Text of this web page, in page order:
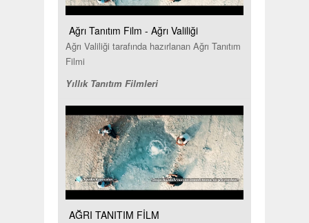
Ağrı Tanıtım Film - Ağrı Valiliği
Ağrı Valiliği tarafında hazırlanan Ağrı Tanıtım
Filmi
Yıllık Tanıtım Filmleri
AĞRI TANITIM FİLM